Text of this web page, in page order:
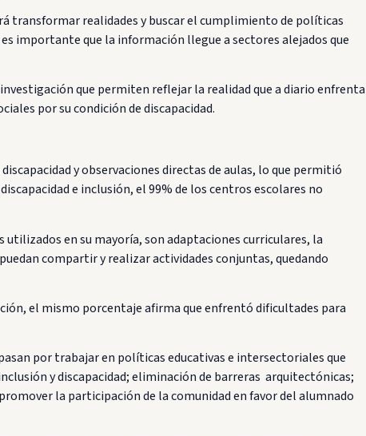
transformar realidades y buscar el cumplimiento de políticas
importante que la información llegue a sectores alejados que
que permiten reflejar la realidad que a diario enfrenta
por su condición de discapacidad.
y observaciones directas de aulas, lo que permitió
e inclusión, el 99% de los centros escolares no
en su mayoría, son adaptaciones curriculares, la
compartir y realizar actividades conjuntas, quedando
el mismo porcentaje afirma que enfrentó dificultades para
por trabajar en políticas educativas e intersectoriales que
y discapacidad; eliminación de barreras arquitectónicas;
la participación de la comunidad en favor del alumnado